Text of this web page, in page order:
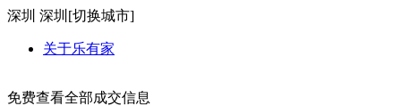
深圳 深圳[切换城市]
关于乐有家
免费查看全部成交信息